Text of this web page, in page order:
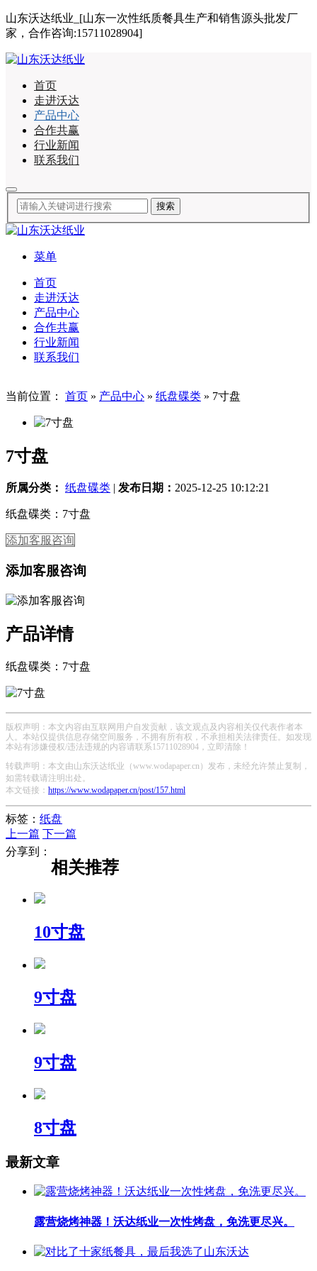
山东沃达纸业_[山东一次性纸质餐具生产和销售源头批发厂
家，合作咨询:15711028904]
首页
走进沃达
产品中心
合作共赢
行业新闻
联系我们
菜单
首页
走进沃达
产品中心
合作共赢
行业新闻
联系我们
当前位置： 首页 » 产品中心 » 纸盘碟类 » 7寸盘
7寸盘
所属分类： 纸盘碟类 | 发布日期： 2025-12-25 10:12:21
纸盘碟类：7寸盘
添加客服咨询
添加客服咨询
产品详情
纸盘碟类：7寸盘
版权声明：本文内容由互联网用户自发贡献，该文观点及内容相关仅代表作者本
人。本站仅提供信息存储空间服务，不拥有所有权，不承担相关法律责任。如发现
本站有涉嫌侵权/违法违规的内容请联系15711028904，立即清除！
转载声明：本文由山东沃达纸业（www.wodapaper.cn）发布，未经允许禁止复制，
如需转载请注明出处。
本文链接： https://www.wodapaper.cn/post/157.html
标签： 纸盘
上一篇 下一篇
分享到：
相关推荐
10寸盘
9寸盘
9寸盘
8寸盘
最新文章
露营烧烤神器！沃达纸业一次性烤盘，免洗更尽兴。